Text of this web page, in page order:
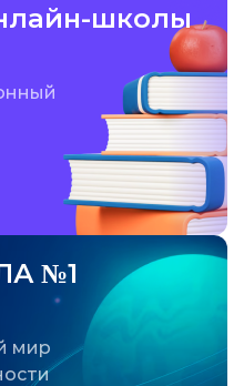
школы
№1
мир